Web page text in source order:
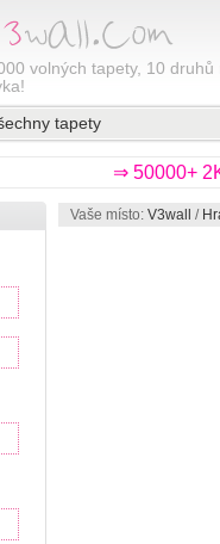
volných tapety, 10 druhů
tapety
⇒ 50000+
Vaše místo: V3wall /